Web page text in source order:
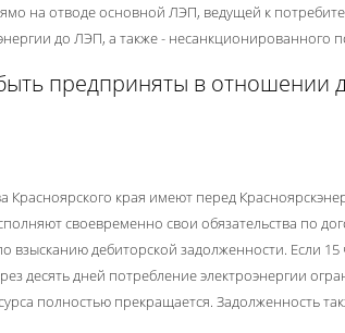
на отводе основной ЛЭП, ведущей к
до ЛЭП, а также - несанкционированного
предприняты в отношении
Красноярского края имеют перед
своевременно свои обязательства по
дебиторской задолженности. Если 15
десять дней потребление электроэнергии
полностью прекращается. Задолженность